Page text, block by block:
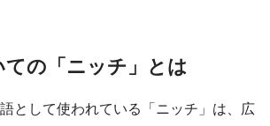
ての「ニッチ」とは
として使われている「ニッチ」は、広